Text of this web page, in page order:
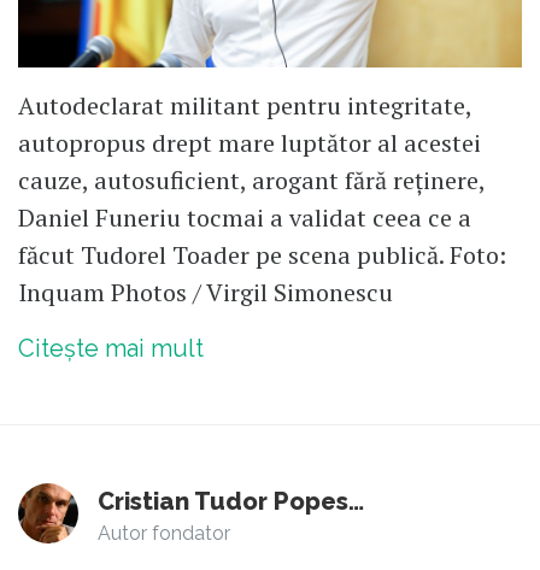
Autodeclarat militant pentru integritate,
autopropus drept mare luptător al acestei
cauze, autosuficient, arogant fără reținere,
Daniel Funeriu tocmai a validat ceea ce a
făcut Tudorel Toader pe scena publică. Foto:
Inquam Photos / Virgil Simonescu
Citește mai mult
Cristian Tudor Popescu
Autor fondator